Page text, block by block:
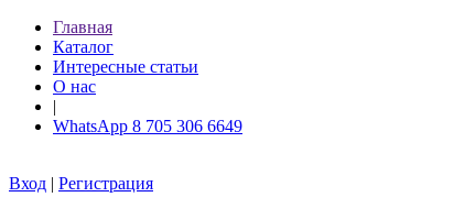
Главная
Каталог
Интересные статьи
О нас
|
WhatsApp 8 705 306 6649
Вход | Регистрация